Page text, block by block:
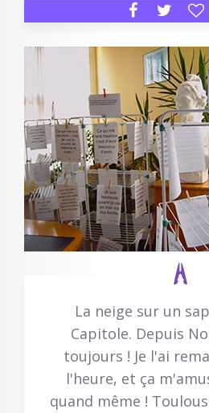
La neige sur un
Capitole. Depuis
toujours ! Je l'ai
l'heure, et ça
quand même !